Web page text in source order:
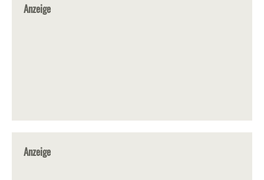
Anzeige
Anzeige